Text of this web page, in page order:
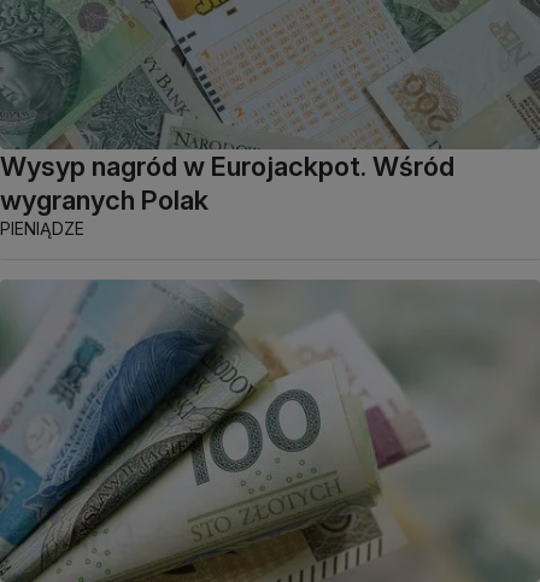
Wysyp nagród w Eurojackpot. Wśród
wygranych Polak
PIENIĄDZE